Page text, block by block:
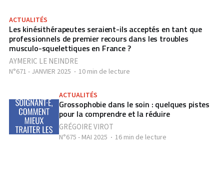
ACTUALITÉS
Les kinésithérapeutes seraient-ils acceptés en tant que
professionnels de premier recours dans les troubles
musculo-squelettiques en France ?
AYMERIC LE NEINDRE
N°671 - JANVIER 2025 10 min de lecture
ACTUALITÉS
Grossophobie dans le soin : quelques pistes
pour la comprendre et la réduire
GRÉGOIRE VIROT
N°675 - MAI 2025 16 min de lecture